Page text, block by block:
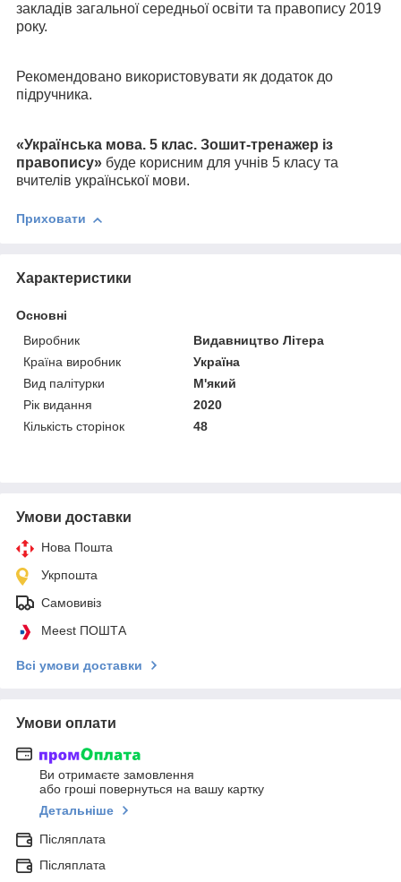
закладів загальної середньої освіти та правопису 2019
року.
Рекомендовано використовувати як додаток до
підручника.
«Українська мова. 5 клас. Зошит-тренажер із
правопису» буде корисним для учнів 5 класу та
вчителів української мови.
Приховати
Характеристики
Основні
Виробник
Видавництво Літера
Країна виробник
Україна
Вид палітурки
М'який
Рік видання
2020
Кількість сторінок
48
Умови доставки
Нова Пошта
Укрпошта
Самовивіз
Meest ПОШТА
Всі умови доставки
Умови оплати
Ви отримаєте замовлення
або гроші повернуться на вашу картку
Детальніше
Післяплата
Післяплата